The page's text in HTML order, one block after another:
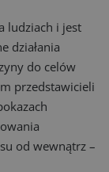
ludziach i jest
działania
do celów
przedstawicieli
od wewnątrz –